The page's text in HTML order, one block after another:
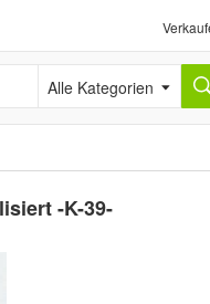
Alle Kategorien
-K-39-